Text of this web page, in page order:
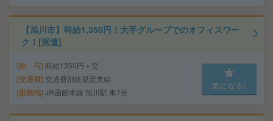
【旭川市】時給1,350円！大手グループでのオフィスワー
ク！[派遣]
給 与 時給1350円＋交
交通費 交通費別途規定支給
勤務地 JR函館本線 旭川駅 車7分
気になる!